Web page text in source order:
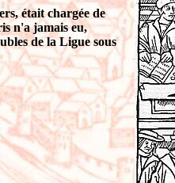
était chargée de
n'a jamais eu,
de la Ligue sous